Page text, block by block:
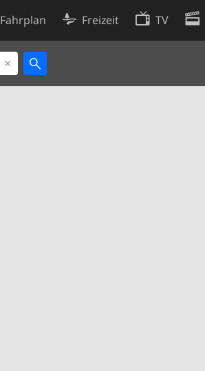
Fahrplan Freizeit TV
Cookie-Richtlinie
Cookie-Einstellungen